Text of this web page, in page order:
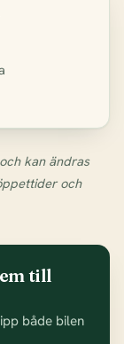
kan ändras
och
till
både bilen